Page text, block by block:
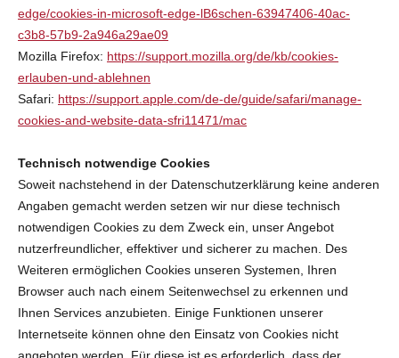
edge/cookies-in-microsoft-edge-lB6schen-63947406-40ac-
c3b8-57b9-2a946a29ae09
Mozilla Firefox: https://support.mozilla.org/de/kb/cookies-
erlauben-und-ablehnen
Safari: https://support.apple.com/de-de/guide/safari/manage-
cookies-and-website-data-sfri11471/mac
Technisch notwendige Cookies
Soweit nachstehend in der Datenschutzerklärung keine anderen
Angaben gemacht werden setzen wir nur diese technisch
notwendigen Cookies zu dem Zweck ein, unser Angebot
nutzerfreundlicher, effektiver und sicherer zu machen. Des
Weiteren ermöglichen Cookies unseren Systemen, Ihren
Browser auch nach einem Seitenwechsel zu erkennen und
Ihnen Services anzubieten. Einige Funktionen unserer
Internetseite können ohne den Einsatz von Cookies nicht
angeboten werden. Für diese ist es erforderlich, dass der